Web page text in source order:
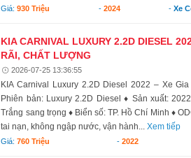
Giá:930 Triệu - 2024 -Xe
KIA CARNIVAL LUXURY 2.2D DIESEL
RÃI, CHẤT LƯỢNG
2026-07-25 13:36:55
KIA Carnival Luxury 2.2D Diesel 2022 – Xe
Phiên bản: Luxury 2.2D Diesel ♦ Sản xuất:
Trắng sang trọng ♦ Biển số: TP. Hồ Chí Minh ♦
tai nạn, không ngập nước, vận hành...Xem tiếp
Giá:760 Triệu -2022